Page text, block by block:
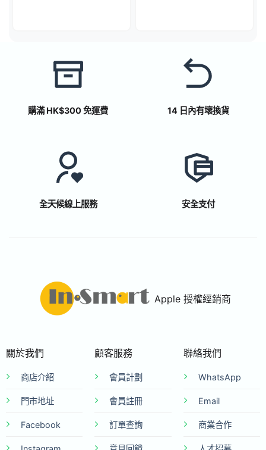
購滿 HK$300 免運費 14 日內有壞換貨
全天候線上服務 安全支付
Apple 授權經銷商
關於我們
商店介紹
門市地址
Facebook
顧客服務
會員計劃
會員註冊
訂單查詢
聯絡我們
WhatsApp
Email
商業合作